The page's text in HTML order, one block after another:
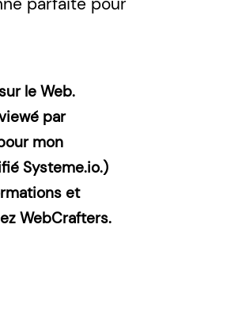
le Web.
par
mon
Systeme.io.)
et
WebCrafters.